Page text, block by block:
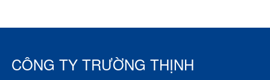
CÔNG TY TRƯỜNG THỊNH